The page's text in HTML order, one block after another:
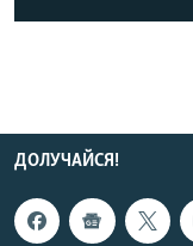
ДОЛУЧАЙСЯ!